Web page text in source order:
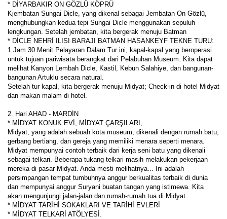
* DİYARBAKIR ON GÖZLÜ KÖPRÜ
Kjembatan Sungai Dicle, yang dikenal sebagai Jembatan On Gözlü,
menghubungkan kedua tepi Sungai Dicle menggunakan sepuluh
lengkungan. Setelah jembatan, kita bergerak menuju Batman
* DİCLE NEHRİ ILISI BARAJI BATMAN HASANKEYF TEKNE TURU:
1 Jam 30 Menit Pelayaran Dalam Tur ini, kapal-kapal yang beroperasi
untuk tujuan pariwisata berangkat dari Pelabuhan Museum. Kita dapat
melihat Kanyon Lembah Dicle, Kastil, Kebun Salahiye, dan bangunan-
bangunan Artuklu secara natural.
Setelah tur kapal, kita bergerak menuju Midyat; Check-in di hotel Midyat
dan makan malam di hotel.
2. Hari AHAD - MARDİN
* MİDYAT KONUK EVİ, MİDYAT ÇARŞILARI,
Midyat, yang adalah sebuah kota museum, dikenali dengan rumah batu,
gerbang bertiang, dan gereja yang memiliki menara seperti menara.
Midyat mempunyai contoh terbaik dari kerja seni batu yang dikenali
sebagai telkari. Beberapa tukang telkari masih melakukan pekerjaan
mereka di pasar Midyat. Anda mesti melihatnya... Ini adalah
persimpangan tempat tumbuhnya anggur berkualitas terbaik di dunia
dan mempunyai anggur Suryani buatan tangan yang istimewa. Kita
akan mengunjungi jalan-jalan dan rumah-rumah tua di Midyat.
* MİDYAT TARİHİ SOKAKLARI VE TARİHİ EVLERİ
* MİDYAT TELKARİ ATÖLYESİ.